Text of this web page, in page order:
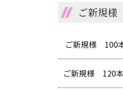
ご新規様
ご新規様 100
ご新規様 120